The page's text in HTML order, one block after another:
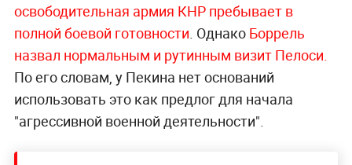
освободительная армия КНР пребывает в
полной боевой готовности. Однако Боррель
назвал нормальным и рутинным визит Пелоси.
По его словам, у Пекина нет оснований
использовать это как предлог для начала
"агрессивной военной деятельности".